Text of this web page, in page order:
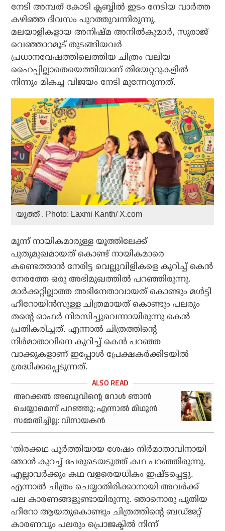
നേടി അമ്പത് കോടി ക്ലബ്ബില്‍ ഇടം നേടിയ വാര്‍ത്ത
കഴിഞ്ഞ ദിവസം പുറത്തുവന്നിരുന്നു.
മലയാളികളായ അനിഷ്മ അനില്‍കുമാര്‍, സുരാജ്
വെഞ്ഞാറമൂട് തുടങ്ങിയവര്‍
പ്രധാനവേഷത്തിലെത്തിയ ചിത്രം വലിയ
ഹൈപ്പില്ലാതെയെത്തിയാണ് തിയേറ്ററുകളില്‍
നിന്നും മികച്ച വിജയം നേടി മുന്നേറുന്നത്.
യൂത്ത് . Photo: Laxmi Kanth/ X.com
മൂന്ന് നായികമാരുള്ള യൂത്തിലേക്ക്
പുതുമുഖമായത് കൊണ്ട് നായികമാരെ
കണ്ടെത്താന്‍ നേരിട്ട വെല്ലുവിളികളെ കുറിച്ച് കെന്‍
നേരത്തേ ഒരു അഭിമുഖത്തില്‍ പറഞ്ഞിരുന്നു.
മാര്‍ക്കറ്റില്ലാത്ത അഭിനേതാവായത് കൊണ്ടും മള്‍ട്ടി
ഹീറോയിന്‍സുള്ള ചിത്രമായത് കൊണ്ടും പലരും
തന്റെ ഓഫര്‍ നിരസിച്ചുവെന്നായിരുന്നു കെന്‍
പ്രതികരിച്ചത്. എന്നാല്‍ ചിത്രത്തിന്റെ
നിര്‍മാതാവിനെ കുറിച്ച് കെന്‍ പറഞ്ഞ
വാക്കുകളാണ് ഇപ്പോള്‍ പ്രേക്ഷകര്‍ക്കിടയില്‍
ശ്രദ്ധിക്കപ്പെടുന്നത്.
അറക്കൽ അബുവിന്റെ റോൾ ഞാൻ
ചെയ്യാമെന്ന് പറഞ്ഞു; എന്നാൽ മിഥുൻ
സമ്മതിച്ചില്ല: വിനായകൻ
‘തിരക്കഥ പൂര്‍ത്തിയായ ശേഷം നിര്‍മാതാവിനായി
ഞാന്‍ കുറച്ച് പേരുടെയടുത്ത് കഥ പറഞ്ഞിരുന്നു.
എല്ലാവര്‍ക്കും കഥ വളരെയധികം ഇഷ്ടപ്പെട്ടു.
എന്നാല്‍ ചിത്രം ചെയ്യാതിരിക്കാനായി അവര്‍ക്ക്
പല കാരണങ്ങളുണ്ടായിരുന്നു. ഞാനൊരു പുതിയ
ഹീറോ ആയതുകൊണ്ടും ചിത്രത്തിന്റെ ബഡ്ജറ്റ്
കാരണവും പലരും പ്രൊജക്ടില്‍ നിന്ന്